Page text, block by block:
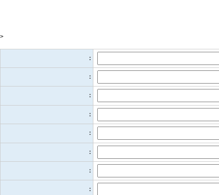
>
：
：
：
：
：
：
：
：